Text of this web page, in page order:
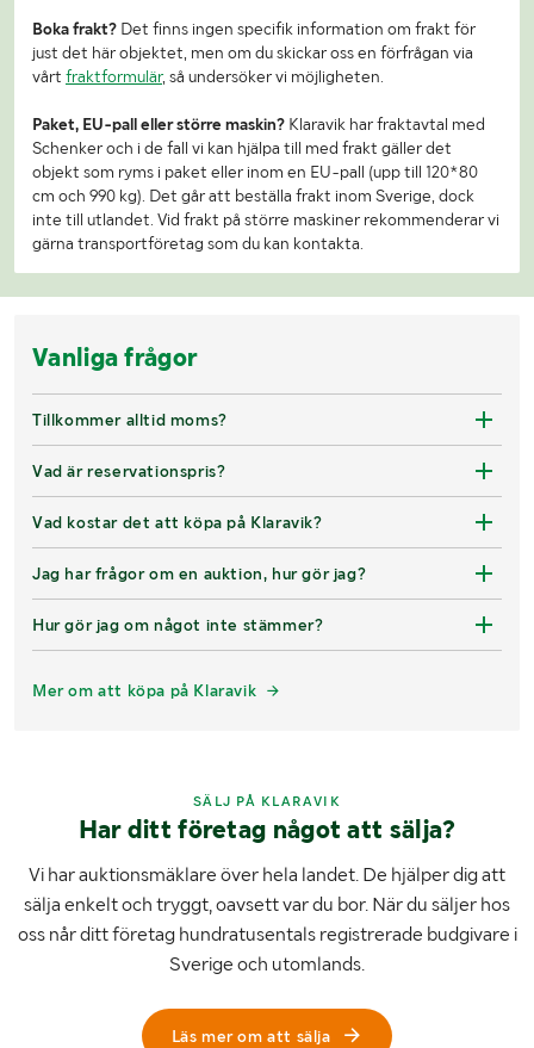
Boka frakt? Det finns ingen specifik information om frakt för
just det här objektet, men om du skickar oss en förfrågan via
vårt fraktformulär, så undersöker vi möjligheten.
Paket, EU-pall eller större maskin? Klaravik har fraktavtal med
Schenker och i de fall vi kan hjälpa till med frakt gäller det
objekt som ryms i paket eller inom en EU-pall (upp till 120*80
cm och 990 kg). Det går att beställa frakt inom Sverige, dock
inte till utlandet. Vid frakt på större maskiner rekommenderar vi
gärna transportföretag som du kan kontakta.
Vanliga frågor
Tillkommer alltid moms?
Vad är reservationspris?
Vad kostar det att köpa på Klaravik?
Jag har frågor om en auktion, hur gör jag?
Hur gör jag om något inte stämmer?
Mer om att köpa på Klaravik
SÄLJ PÅ KLARAVIK
Har ditt företag något att sälja?
Vi har auktionsmäklare över hela landet. De hjälper dig att
sälja enkelt och tryggt, oavsett var du bor. När du säljer hos
oss når ditt företag hundratusentals registrerade budgivare i
Sverige och utomlands.
Läs mer om att sälja